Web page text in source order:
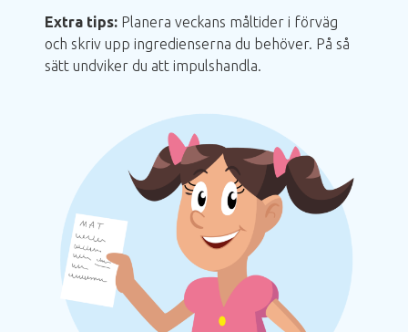
Extra tips: Planera veckans måltider i förväg
och skriv upp ingredienserna du behöver. På så
sätt undviker du att impulshandla.